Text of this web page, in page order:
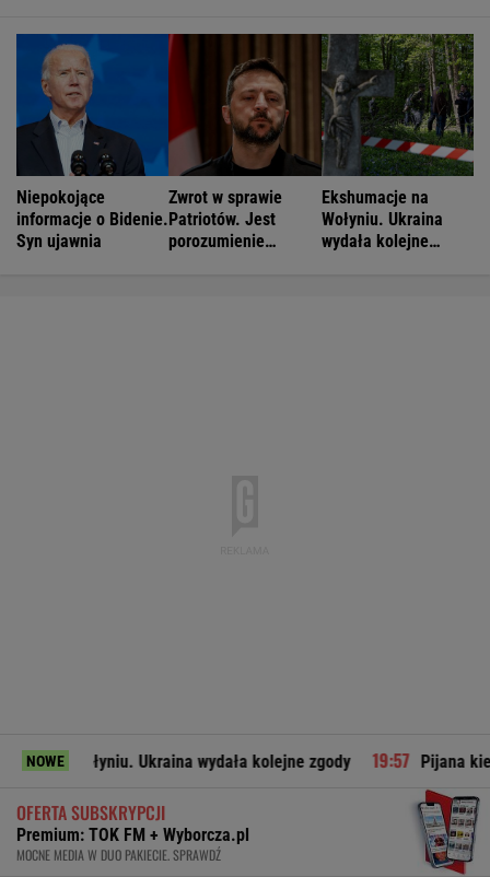
Niepokojące
informacje o Bidenie.
Syn ujawnia
Zwrot w sprawie
Patriotów. Jest
porozumienie
Ekshumacje na
Wołyniu. Ukraina
wydała kolejne
NOWEUkraina wydała kolejne zgody Pijana kierująca
OFERTA SUBSKRYPCJI
Premium: TOK FM + Wyborcza.pl
MOCNE MEDIA W DUO PAKIECIE. SPRAWDŹ